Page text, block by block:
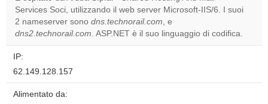
Do you
own this
website?
Services Soci, utilizzando il web server Microsoft-IIS/6. I suoi
2 nameserver sono dns.technorail.com, e
dns2.technorail.com. ASP.NET è il suo linguaggio di codifica.
IP:
62.149.128.157
Alimentato da: